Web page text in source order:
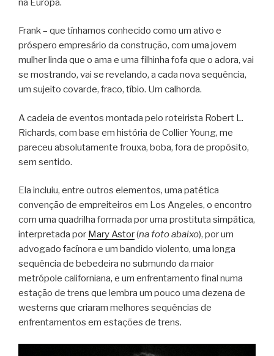
Frank – que tínhamos conhecido como um ativo e
próspero empresário da construção, com uma jovem
mulher linda que o ama e uma filhinha fofa que o adora, vai
se mostrando, vai se revelando, a cada nova sequência,
um sujeito covarde, fraco, tíbio. Um calhorda.
A cadeia de eventos montada pelo roteirista Robert L.
Richards, com base em história de Collier Young, me
pareceu absolutamente frouxa, boba, fora de propósito,
sem sentido.
Ela incluiu, entre outros elementos, uma patética
convenção de empreiteiros em Los Angeles, o encontro
com uma quadrilha formada por uma prostituta simpática,
interpretada por Mary Astor(na foto abaixo), por um
advogado facínora e um bandido violento, uma longa
sequência de bebedeira no submundo da maior
metrópole californiana, e um enfrentamento final numa
estação de trens que lembra um pouco uma dezena de
westerns que criaram melhores sequências de
enfrentamentos em estações de trens.